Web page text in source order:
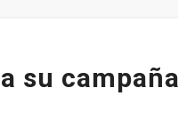
su campaña